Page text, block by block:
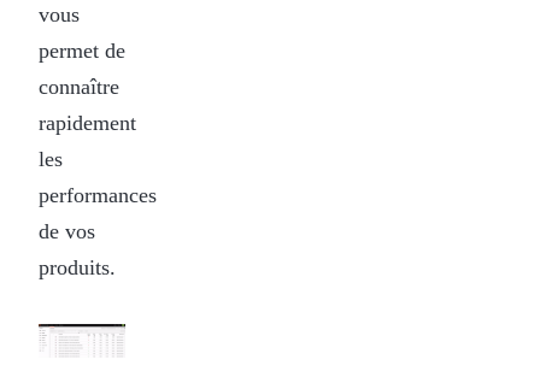
vous
permet de
connaître
rapidement
les
performances
de vos
produits.